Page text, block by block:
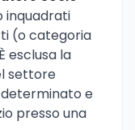
inquadrati
(o categoria
esclusa la
settore
e
presso una